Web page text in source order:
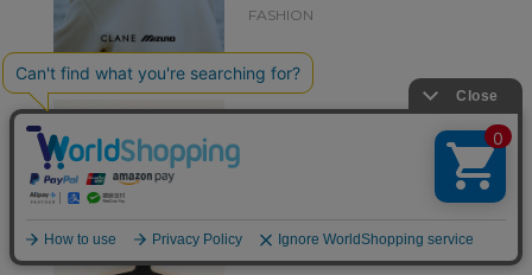
FASHION
7月31日(金)発売アイテムのご紹介。
ALEXANDRE DE PARISを象徴す
る「リズレシリーズ」のCLANE限